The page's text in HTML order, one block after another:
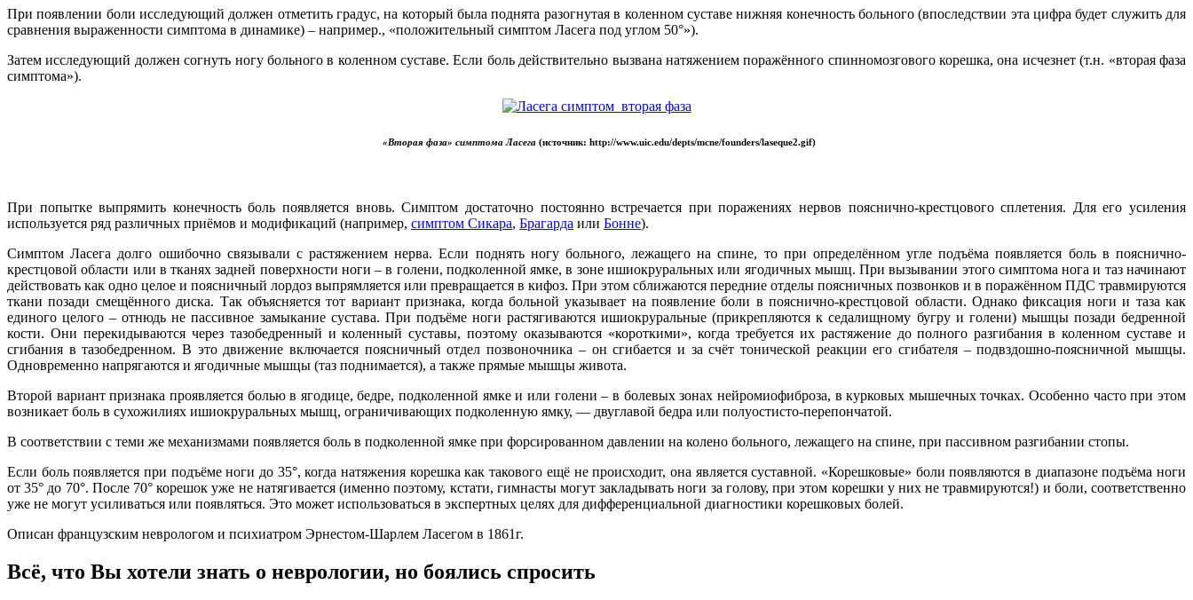
При появлении боли исследующий должен отметить градус, на который была поднята разогнутая в коленном суставе нижняя конечность больного (впоследствии эта цифра будет служить для
сравнения выраженности симптома в динамике) – например., «положительный симптом Ласега под углом 50°»).
Затем исследующий должен согнуть ногу больного в коленном суставе. Если боль действительно вызвана натяжением поражённого спинномозгового корешка, она исчезнет (т.н. «вторая фаза
симптома»).
«Вторая фаза» симптома Ласега (источник: http://www.uic.edu/depts/mcne/founders/laseque2.gif)
При попытке выпрямить конечность боль появляется вновь. Симптом достаточно постоянно встречается при поражениях нервов пояснично-крестцового сплетения. Для его усиления
используется ряд различных приёмов и модификаций (например, симптом Сикара, Брагарда или Бонне).
Симптом Ласега долго ошибочно связывали с растяжением нерва. Если поднять ногу больного, лежащего на спине, то при определённом угле подъёма появляется боль в пояснично-
крестцовой области или в тканях задней поверхности ноги – в голени, подколенной ямке, в зоне ишиокруральных или ягодичных мышц. При вызывании этого симптома нога и таз начинают
действовать как одно целое и поясничный лордоз выпрямляется или превращается в кифоз. При этом сближаются передние отделы поясничных позвонков и в поражённом ПДС травмируются
ткани позади смещённого диска. Так объясняется тот вариант признака, когда больной указывает на появление боли в пояснично-крестцовой области. Однако фиксация ноги и таза как
единого целого – отнюдь не пассивное замыкание сустава. При подъёме ноги растягиваются ишиокруральные (прикрепляются к седалищному бугру и голени) мышцы позади бедренной
кости. Они перекидываются через тазобедренный и коленный суставы, поэтому оказываются «короткими», когда требуется их растяжение до полного разгибания в коленном суставе и
сгибания в тазобедренном. В это движение включается поясничный отдел позвоночника – он сгибается и за счёт тонической реакции его сгибателя – подвздошно-поясничной мышцы.
Одновременно напрягаются и ягодичные мышцы (таз поднимается), а также прямые мышцы живота.
Второй вариант признака проявляется болью в ягодице, бедре, подколенной ямке и или голени – в болевых зонах нейромиофиброза, в курковых мышечных точках. Особенно часто при этом
возникает боль в сухожилиях ишиокруральных мышц, ограничивающих подколенную ямку, — двуглавой бедра или полуостисто-перепончатой.
В соответствии с теми же механизмами появляется боль в подколенной ямке при форсированном давлении на колено больного, лежащего на спине, при пассивном разгибании стопы.
Если боль появляется при подъёме ноги до 35°, когда натяжения корешка как такового ещё не происходит, она является суставной. «Корешковые» боли появляются в диапазоне подъёма ноги
от 35° до 70°. После 70° корешок уже не натягивается (именно поэтому, кстати, гимнасты могут закладывать ноги за голову, при этом корешки у них не травмируются!) и боли, соответственно
уже не могут усиливаться или появляться. Это может использоваться в экспертных целях для дифференциальной диагностики корешковых болей.
Описан французским неврологом и психиатром Эрнестом-Шарлем Ласегом в 1861г.
Всё, что Вы хотели знать о неврологии, но боялись спросить